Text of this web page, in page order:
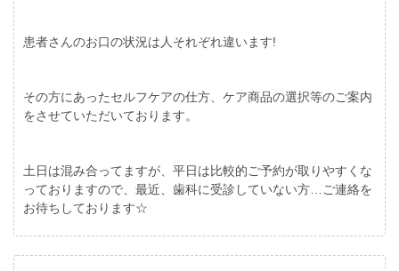
患者さんのお口の状況は人それぞれ違います!
その方にあったセルフケアの仕方、ケア商品の選択等のご案内
をさせていただいております。
土日は混み合ってますが、平日は比較的ご予約が取りやすくな
っておりますので、最近、歯科に受診していない方…ご連絡を
お待ちしております☆